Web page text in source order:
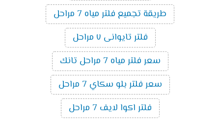
طريقة تجميع فلتر مياه 7 مراحل
فلتر تايوانى ٧ مراحل
سعر فلتر مياه 7 مراحل تانك
سعر فلتر بلو سكاي 7 مراحل
فلتر اكوا لايف 7 مراحل